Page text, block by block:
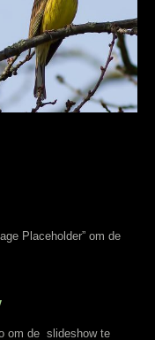
Placeholder” om de
om de slideshow te